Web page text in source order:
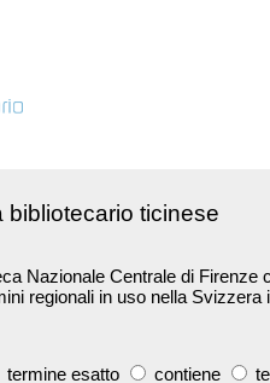
bibliotecario ticinese
Nazionale Centrale di
regionali in uso nella Svizzera
termine esatto contiene